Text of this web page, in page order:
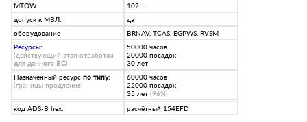
MTOW:
102 т
допуск к МВЛ:
да
оборудование
BRNAV, TCAS, EGPWS, RVSM
Ресурсы:
(действующий этап отработки
для данного ВС)
50000 часов
20000 посадок
30 лет
Назначенный ресурс по типу:
(границы продления)
60000 часов
22000 посадок
35 лет (96%)
код ADS-B hex:
расчётный 154EFD